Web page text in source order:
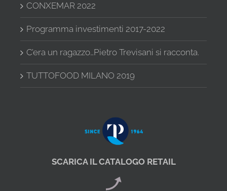
CONXEMAR 2022
Programma investimenti 2017-2022
C’era un ragazzo…Pietro Trevisani si racconta.
TUTTOFOOD MILANO 2019
SCARICA IL CATALOGO RETAIL